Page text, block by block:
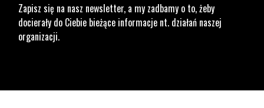
Zapisz się na nasz newsletter, a my zadbamy o to, żeby
docierały do Ciebie bieżące informacje nt. działań naszej
organizacji.